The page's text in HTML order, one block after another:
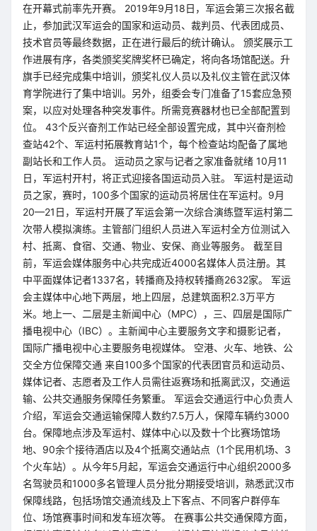
在开幕式前率先开赛。 2019年9月18日，军运会第三次报名截
止，参加武汉军运会的国家和运动员、裁判员、代表团成员、
技术官员等最终数据，正在进行最后的统计确认。 颁奖展示工
作进展有序，各类颁奖奖牌奖杯已确定，将向各场馆配送。升
旗手已经完成集中培训，颁奖礼仪人员以及礼仪主管在武汉体
育学院进行了集中培训。另外，组委会专门准备了15套应急预
案，以应对处理各种突发事件。所需竞赛器材也已全部配置到
位。 43个反兴奋剂工作站已经全部设置完成，其中兴奋剂检
查站42个、军运村拓展教育站1个，每个检查站均配备了属地
副站长和工作人员。 运动员之家与记者之家准备就绪 10月11
日，军运村开村，将正式迎接各国运动员入驻。 军运村是运动
员之家，赛时，100多个国家的运动员将居住在军运村。9月
20—21日，军运村开展了军运会第一次综合演练暨军运村第二
次带人模拟演练。主管部门组织人员进入军运村全方位测试入
村、抵离、食宿、交通、物业、安保、商业等服务。 截至目
前，军运会媒体服务中心共完成近4000名媒体人员注册。其
中平面媒体记者1337名，转播商及持权转播商2632家。 军运
会主媒体中心地下两层，地上四层，总建筑面积2.3万平方
米。地上一、二层是主新闻中心（MPC），三、四层是国际广
播电视中心（IBC）。主新闻中心主要服务文字和摄影记者，
国际广播电视中心主要服务电视媒体。 空港、火车、地铁、公
交全方位保障交通 来自100多个国家的代表团官员和运动员、
媒体记者、志愿者及工作人员需往返赛场和抵离武汉，交通运
输、公共交通服务保障任务繁重。 军运会交通运行中心负责人
介绍，军运会交通运输保障人数约7.5万人，保障车辆约3000
台。保障地点涉及军运村、媒体中心以及数十个比赛场馆场
地、90余个接待酒店以及4个抵离交通站点（1个民用机场、3
个火车站）。从今年5月起，军运会交通运行中心组织2000多
名驾驶员和1000多名管理人员分批分期接受培训，熟悉武汉市
保障线路，包括场馆交通流线及上下客点、不同客户群停车
位、场馆赛事时间和发车班次等。 在赛事公共交通保障方面，